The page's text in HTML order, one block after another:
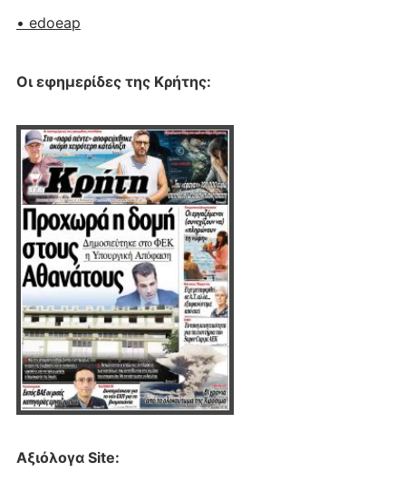
• edoeap
Οι εφημερίδες της Κρήτης:
Αξιόλογα Site: